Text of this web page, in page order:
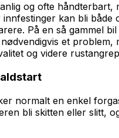
og ofte håndterbart,
kan bli både
På en så gammel
et problem,
og videre
normalt en enkel
bli skitten eller slitt,